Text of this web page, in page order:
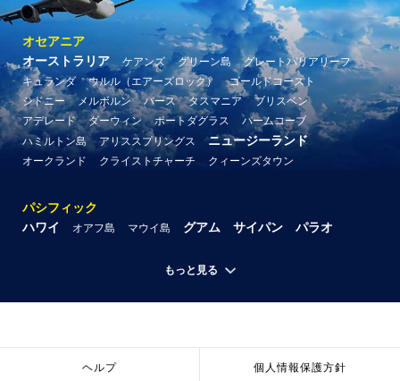
オセアニア
オーストラリア
ケアンズ グリーン島
グレートバリアリーフ
キュランダ
ウルル（エアーズロック）
ゴールドコースト
シドニー
メルボルン パース タスマニア
ブリスベン
アデレード
ダーウィン ポートダグラス
パームコーブ
ハミルトン島
アリススプリングス ニュージーランド
オークランド クライストチャーチ クィーンズタウン
パシフィック
ハワイ
オアフ島 マウイ島 グアム サイパン パラオ
もっと見る
ヘルプ 個人情報保護方針